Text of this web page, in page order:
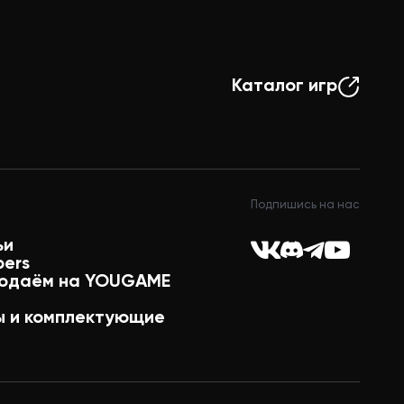
Каталог игр
на YOUGAME
и комплектующие
Подпишись на нас